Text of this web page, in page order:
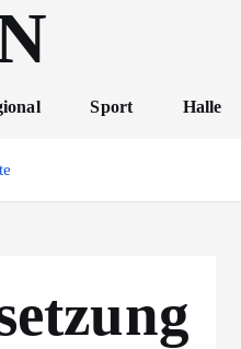
Sport Halle